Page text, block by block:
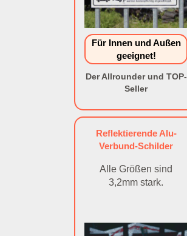
Für Innen und Außen
geeignet!
Der Allrounder und TOP-
Seller
Reflektierende Alu-
Verbund-Schilder
Alle Größen sind
3,2mm stark.